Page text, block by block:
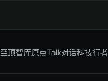
至顶智库原点Talk对话科技行者